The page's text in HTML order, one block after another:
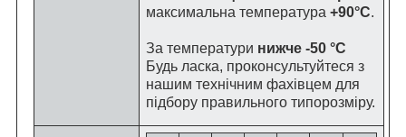
максимальна температура +90°C.
За температури нижче -50 °C
Будь ласка, проконсультуйтеся з
нашим технічним фахівцем для
підбору правильного типорозміру.